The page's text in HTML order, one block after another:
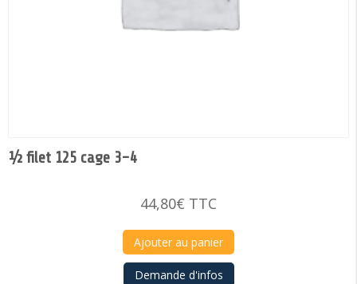
½ filet 125 cage 3-4
44,80€ TTC
Ajouter au panier
Demande d'infos